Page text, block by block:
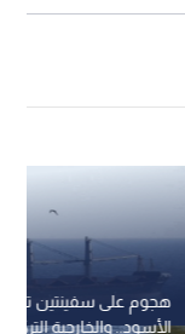
هجوم على سفينتين
الأسود.. والخارجية